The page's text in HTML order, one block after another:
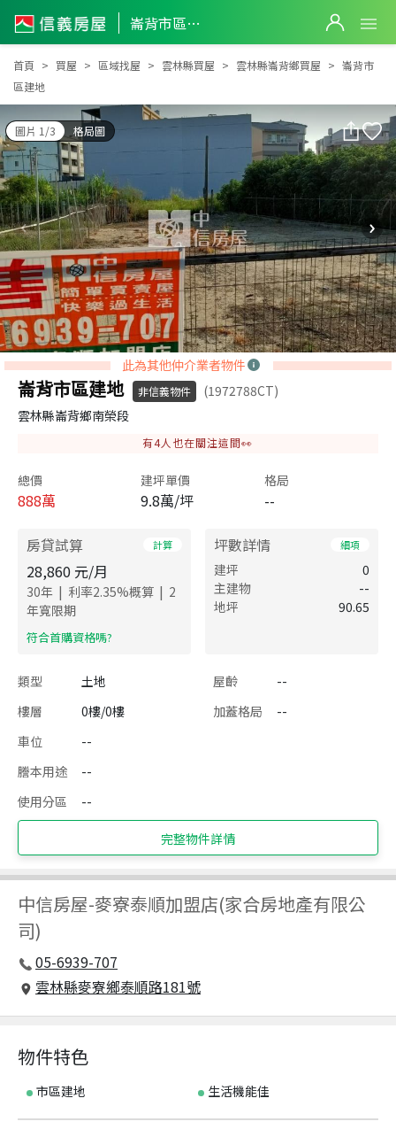
崙背市區建地
崙背市區建地
首頁 買屋 區域找屋 雲林縣買屋 雲林縣崙背鄉買屋
崙背市
區建地
圖片 1/3 格局圖
此為其他仲介業者物件
崙背市區建地 非信義物件
(1972788CT)
雲林縣崙背鄉南榮段
有4人也在關注這間👀
總價
888萬
建坪單價
9.8萬/坪
格局
--
房貸試算 計算
28,860 元/月
30年 | 利率2.35%概算 | 2
年寬限期
​符合首購資格嗎?
坪數詳情 細項
建坪
0
主建物
--
地坪
90.65
類型 土地 屋齡
--
樓層
0樓/0樓 加蓋格局
--
車位
--
謄本用途
--
使用分區
--
完整物件詳情
中信房屋-麥寮泰順加盟店(家合房地產有限公
司)
05-6939-707
雲林縣麥寮鄉泰順路181號
物件特色
市區建地 生活機能佳